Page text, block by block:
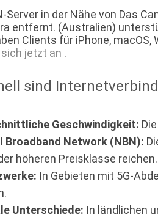
Server in der Nähe von Das
entfernt. (Australien)
Clients für iPhone,
jetzt an .
sind
Geschwindigkeit:
Broadband Network (NBN):
höheren Preisklasse reichen.
In Gebieten mit 5G-
Unterschiede: In ländlichen